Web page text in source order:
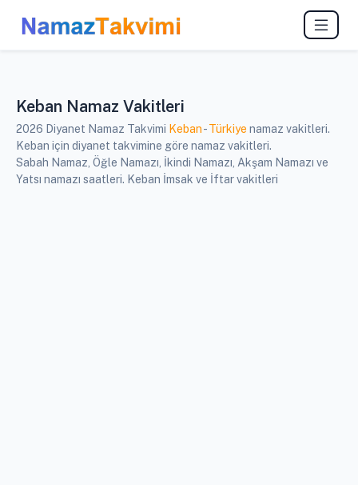
Keban Namaz Vakitleri
2026 Diyanet Namaz Takvimi Keban-Türkiye namaz vakitleri.
Keban için diyanet takvimine göre namaz vakitleri.
Sabah Namaz, Öğle Namazı, İkindi Namazı, Akşam Namazı ve
Yatsı namazı saatleri. Keban İmsak ve İftar vakitleri